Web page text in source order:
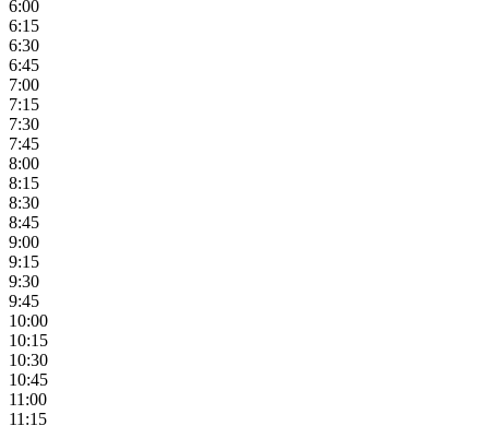
6:00
6:15
6:30
6:45
7:00
7:15
7:30
7:45
8:00
8:15
8:30
8:45
9:00
9:15
9:30
9:45
10:00
10:15
10:30
10:45
11:00
11:15